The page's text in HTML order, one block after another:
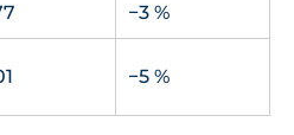
−3 %
−5 %